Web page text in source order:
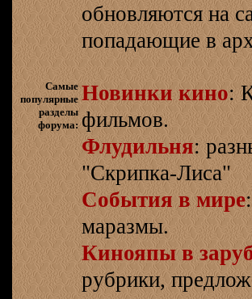
обновляются на
попадающие в
Самые
популярные
разделы
форума:
Новинки кино:
фильмов.
Флудильня:
"Скрипка-Лиса"
События в мире
маразмы.
Кинояпы в
рубрики,